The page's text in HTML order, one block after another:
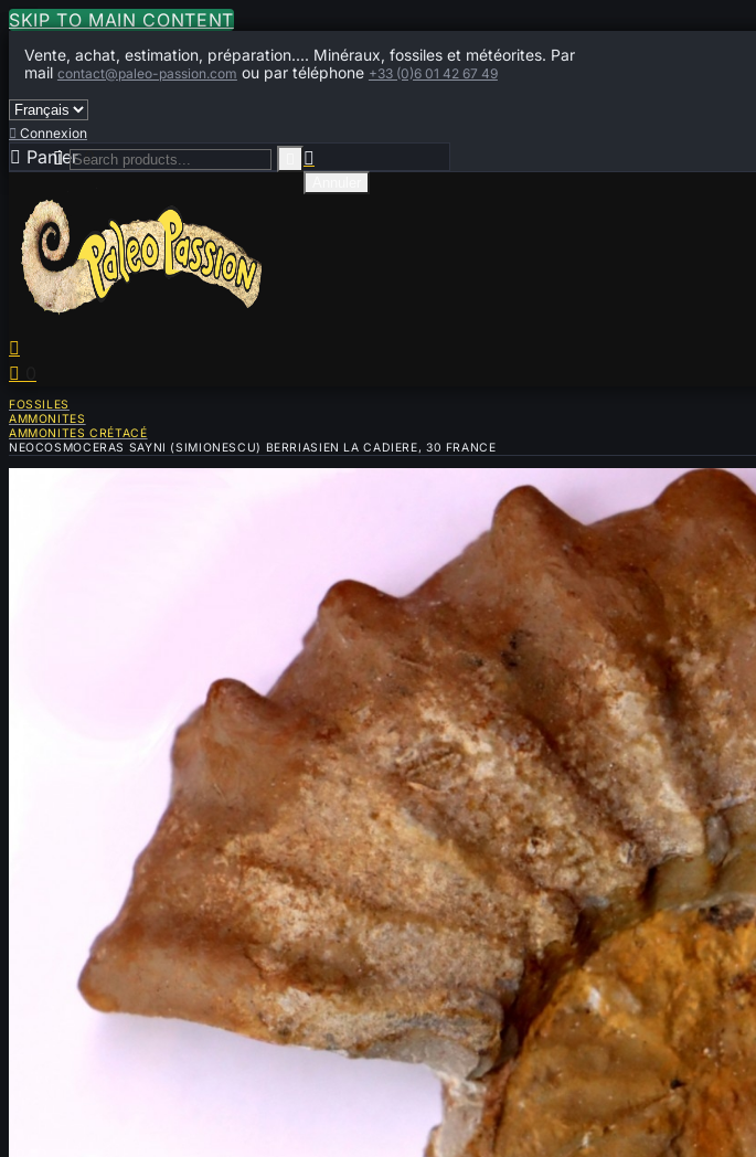
SKIP TO MAIN CONTENT
Vente, achat, estimation, préparation.... Minéraux, fossiles et météorites. Par
mail contact@paleo-passion.com ou par téléphone +33 (0)6 01 42 67 49
 Connexion
 Panier 0


 
FOSSILES
AMMONITES
AMMONITES CRÉTACÉ
NEOCOSMOCERAS SAYNI (SIMIONESCU) BERRIASIEN LA CADIERE, 30 FRANCE